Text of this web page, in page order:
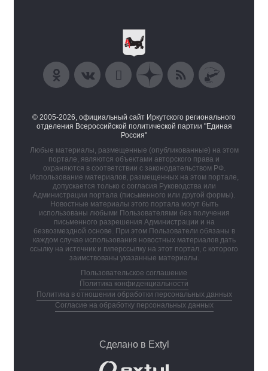
© 2005-2026, официальный сайт Иркутского регионального
отделения Всероссийской политической партии "Единая
Россия"
Любые материалы, размещенные (опубликованные) на этом
портале, являются объектами авторского права и
охраняются в соответствии с законодательством РФ.
Использование материалов, размещенных на этом портале,
допускается только с согласия Руководства или
Администрации портала (письменного или другой формы).
Новостные материалы этого портала могут быть
использованы любыми Пользователями без получения
письменного разрешения Администрации и на
безвозмездной основе. При этом Пользователи обязаны в
каждом случае использования новостных материалов дать
ссылку на источник и гиперссылку на этот портал, с которого
заимствованы указанные материалы.
Пользовательское соглашение
Политика конфиденциальности
Политика в отношении обработки персональных данных
Согласие на обработку персональных данных
Сделано в Extyl